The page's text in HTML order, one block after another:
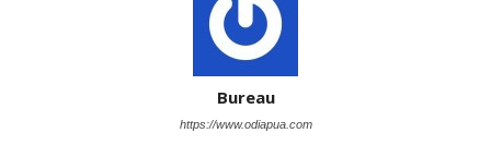
Bureau
https://www.odiapua.com